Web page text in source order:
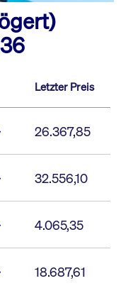
Letzter Preis
26.367,85
32.556,10
4.065,35
18.687,61